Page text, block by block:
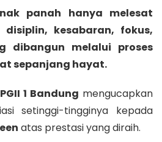
panah hanya melesat
kesabaran, fokus,
dibangun melalui proses
sepanjang hayat.
1 Bandung mengucapkan
setinggi-tingginya kepada
atas prestasi yang diraih.